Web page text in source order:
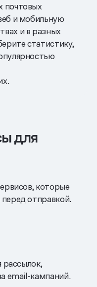
почтовых
и мобильную
и в разных
статистику,
для
которые
отправкой.
рассылок,
email-кампаний.